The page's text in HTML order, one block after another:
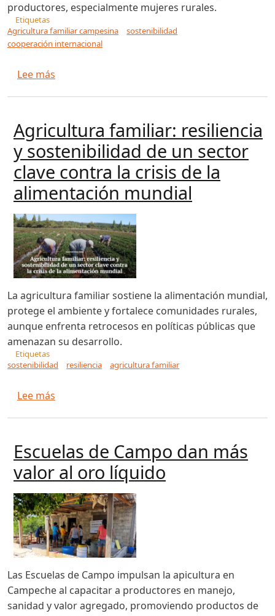
productores, especialmente mujeres rurales.
Etiquetas
Agricultura familiar campesina
sostenibilidad
cooperación internacional
Lee más
Agricultura familiar: resiliencia
y sostenibilidad de un sector
clave contra la crisis de la
alimentación mundial
La agricultura familiar sostiene la alimentación mundial,
protege el ambiente y fortalece comunidades rurales,
aunque enfrenta retrocesos en políticas públicas que
amenazan su desarrollo.
Etiquetas
sostenibilidad
resiliencia agricultura familiar
Lee más
Escuelas de Campo dan más
valor al oro líquido
Las Escuelas de Campo impulsan la apicultura en
Campeche al capacitar a productores en manejo,
sanidad y valor agregado, promoviendo productos de